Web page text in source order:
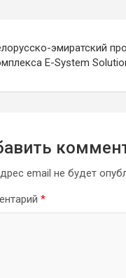
эмиратский
E-System
email не будет
*